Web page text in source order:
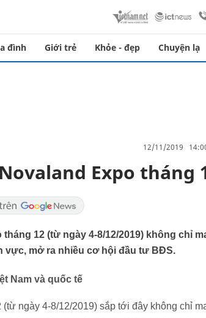
đình Giới trẻ Khỏe - đẹp Chuyện lạ
12/11/2019
Expo tháng
12 (từ ngày 4-8/12/2019) không chỉ
vực, mở ra nhiều cơ hội đầu tư BĐS.
Nam và quốc tế
ngày 4-8/12/2019) sắp tới đây không chỉ